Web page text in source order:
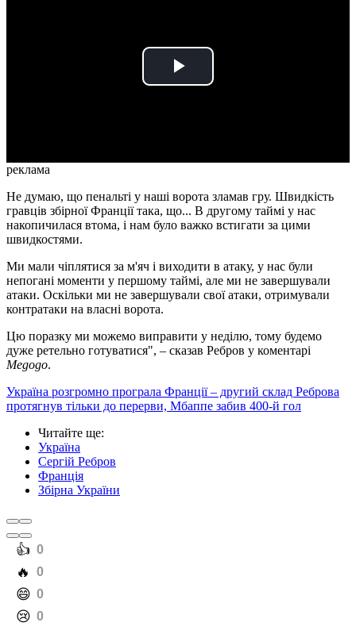
Play
реклама
Не думаю, що пенальті у наші ворота зламав гру. Швидкість
гравців збірної Франції така, що... В другому таймі у нас
накопичилася втома, і нам було важко встигати за цими
швидкостями.
Ми мали чіплятися за м'яч і виходити в атаку, у нас були
непогані моменти у першому таймі, але ми не завершували
атаки. Оскільки ми не завершували свої атаки, отримували
контратаки на власні ворота.
Цю поразку ми можемо виправити у неділю, тому будемо
дуже ретельно готуватися", – сказав Ребров у коментарі
Megogo.
Україна розгромно програла Франції – другий склад Реброва
протягнув тільки до перерви, Мбаппе забив 400-й гол
Читайте ще:
Україна
Сергій Ребров
Франція
Збірна України
️👍 0
️🔥 0
️😄 0
️😢 0